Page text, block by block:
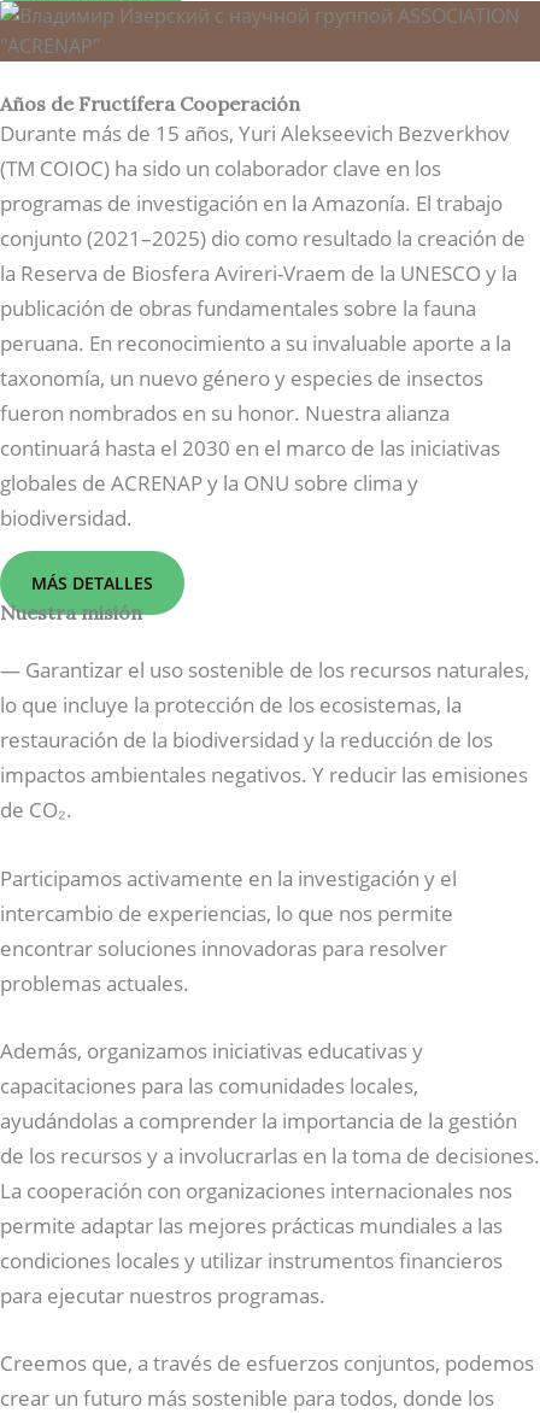
Años de Fructífera Cooperación
Durante más de 15 años, Yuri Alekseevich Bezverkhov
(TM COIOC) ha sido un colaborador clave en los
programas de investigación en la Amazonía. El trabajo
conjunto (2021–2025) dio como resultado la creación de
la Reserva de Biosfera Avireri-Vraem de la UNESCO y la
publicación de obras fundamentales sobre la fauna
peruana. En reconocimiento a su invaluable aporte a la
taxonomía, un nuevo género y especies de insectos
fueron nombrados en su honor. Nuestra alianza
continuará hasta el 2030 en el marco de las iniciativas
globales de ACRENAP y la ONU sobre clima y
biodiversidad.
MÁS DETALLES
Nuestra misión
— Garantizar el uso sostenible de los recursos naturales,
lo que incluye la protección de los ecosistemas, la
restauración de la biodiversidad y la reducción de los
impactos ambientales negativos. Y reducir las emisiones
de CO₂.
Participamos activamente en la investigación y el
intercambio de experiencias, lo que nos permite
encontrar soluciones innovadoras para resolver
problemas actuales.
Además, organizamos iniciativas educativas y
capacitaciones para las comunidades locales,
ayudándolas a comprender la importancia de la gestión
de los recursos y a involucrarlas en la toma de decisiones.
La cooperación con organizaciones internacionales nos
permite adaptar las mejores prácticas mundiales a las
condiciones locales y utilizar instrumentos financieros
para ejecutar nuestros programas.
Creemos que, a través de esfuerzos conjuntos, podemos
crear un futuro más sostenible para todos, donde los